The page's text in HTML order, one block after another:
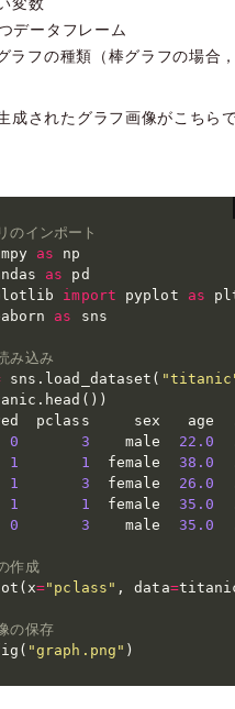
変数
データフレーム
ラフの種類（棒グラフの場合，
成されたグラフ画像がこちらで
のインポート
as
as
import pyplot as
as sns
み込み
sns . load_dataset (
. head ( ) )
pclass     sex   age
0 3
    male
22.0
1 1
  female
38.0
1 3
  female
26.0
1 1
  female
35.0
0 3
    male
35.0
作成
( x="pclass" , data=
の保存
( "graph.png" )